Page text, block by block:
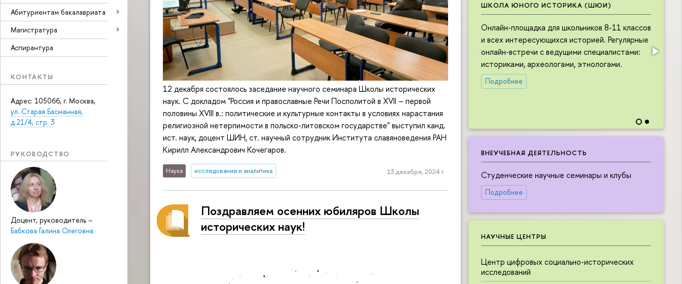
Абитуриентам бакалавриата
Магистратура
Аспирантура
КОНТАКТЫ
Адрес: 105066, г. Москва,
ул. Старая Басманная,
д.21/4, стр. 3
РУКОВОДСТВО
Доцент, руководитель –
Бабкова Галина Олеговна
ШКОЛА ЮНОГО ИСТОРИКА (ШЮИ)
Онлайн-площадка для школьников 8-11 классов
и всех интересующихся историей. Регулярные
онлайн-встречи с ведущими специалистами:
историками, археологами, этнологами.
Подробнее
ВНЕУЧЕБНАЯ ДЕЯТЕЛЬНОСТЬ
Студенческие научные семинары и клубы
Подробнее
НАУЧНЫЕ ЦЕНТРЫ
Центр цифровых социально-исторических
исследований
12 декабря состоялось заседание научного семинара Школы исторических
наук. С докладом "Россия и православные Речи Посполитой в XVII – первой
половины XVIII в.: политические и культурные контакты в условиях нарастания
религиозной нетерпимости в польско-литовском государстве" выступил канд.
ист. наук, доцент ШИН, ст. научный сотрудник Института славяноведения РАН
Кирилл Александрович Кочегаров.
Наука исследования и аналитика 13 декабря, 2024 г.
Поздравляем осенних юбиляров Школы
исторических наук!